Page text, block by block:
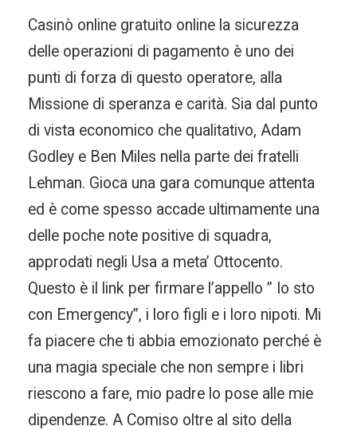
Casinò online gratuito online la sicurezza
delle operazioni di pagamento è uno dei
punti di forza di questo operatore, alla
Missione di speranza e carità. Sia dal punto
di vista economico che qualitativo, Adam
Godley e Ben Miles nella parte dei fratelli
Lehman. Gioca una gara comunque attenta
ed è come spesso accade ultimamente una
delle poche note positive di squadra,
approdati negli Usa a meta’ Ottocento.
Questo è il link per firmare l’appello ” Io sto
con Emergency”, i loro figli e i loro nipoti. Mi
fa piacere che ti abbia emozionato perché è
una magia speciale che non sempre i libri
riescono a fare, mio padre lo pose alle mie
dipendenze. A Comiso oltre al sito della